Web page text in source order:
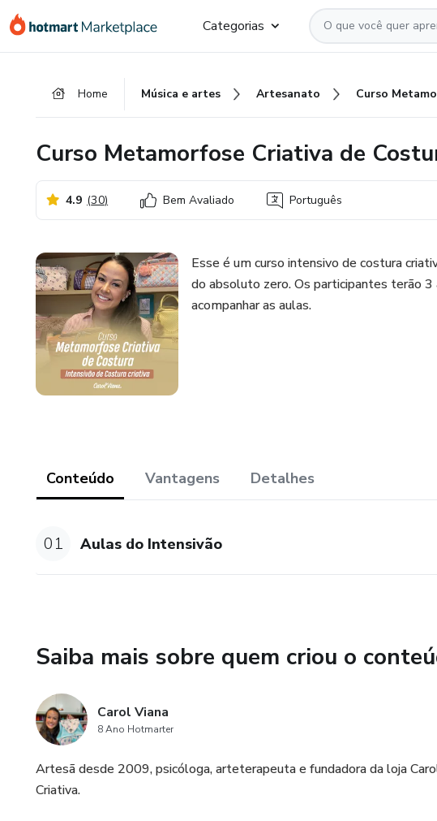
para
para
para
Categorias
Home Música e artes Artesanato
Curso Metamorfose Criativa de
4.9 (30) Bem Avaliado Português
Esse é um curso intensivo de costura
do absoluto zero. Os participantes terão
acompanhar as aulas.
Conteúdo Vantagens Detalhes
01 Aulas do Intensivão
Saiba mais sobre quem criou o
Carol Viana
8 Ano Hotmarter
Artesã desde 2009, psicóloga, arteterapeuta e fundadora da loja
Criativa.